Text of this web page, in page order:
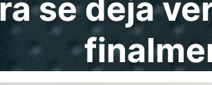
se deja